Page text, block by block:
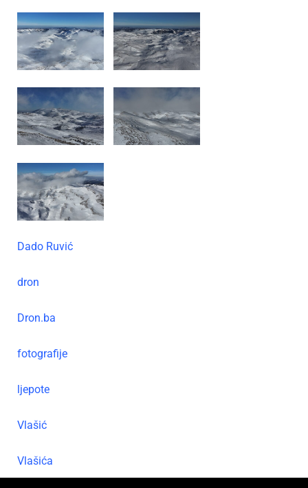
Dado Ruvić
dron
Dron.ba
fotografije
ljepote
Vlašić
Vlašića